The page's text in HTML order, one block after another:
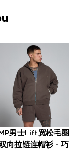
男士Lift宽松毛圈
向拉链连帽衫 - 巧